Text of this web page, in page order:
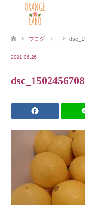
ブログ
2021.06.26